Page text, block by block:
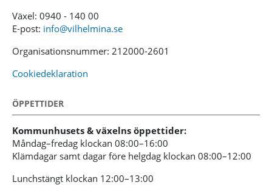
Växel: 0940 - 140 00
E-post: info@vilhelmina.se
Organisationsnummer: 212000-2601
Cookiedeklaration
ÖPPETTIDER
Kommunhusets & växelns öppettider:
Måndag–fredag klockan 08:00–16:00
Klämdagar samt dagar före helgdag klockan 08:00–12:00
Lunchstängt klockan 12:00–13:00